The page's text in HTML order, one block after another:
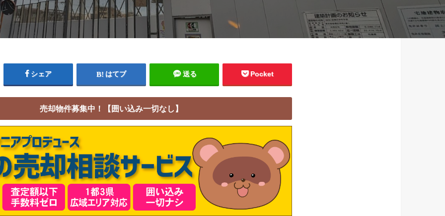
シェア はてブ 送る Pocket
売却物件募集中！【囲い込み一切なし】